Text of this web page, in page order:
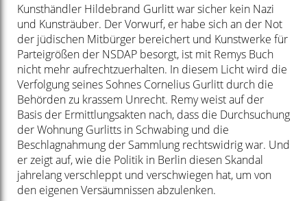
Kunsthändler Hildebrand Gurlitt war sicher kein Nazi
und Kunsträuber. Der Vorwurf, er habe sich an der Not
der jüdischen Mitbürger bereichert und Kunstwerke für
Parteigrößen der NSDAP besorgt, ist mit Remys Buch
nicht mehr aufrechtzuerhalten. In diesem Licht wird die
Verfolgung seines Sohnes Cornelius Gurlitt durch die
Behörden zu krassem Unrecht. Remy weist auf der
Basis der Ermittlungsakten nach, dass die Durchsuchung
der Wohnung Gurlitts in Schwabing und die
Beschlagnahmung der Sammlung rechtswidrig war. Und
er zeigt auf, wie die Politik in Berlin diesen Skandal
jahrelang verschleppt und verschwiegen hat, um von
den eigenen Versäumnissen abzulenken.